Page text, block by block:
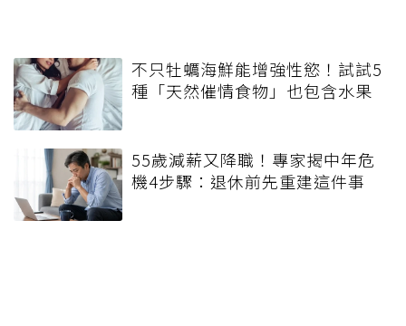
不只牡蠣海鮮能增強性慾！試試5
種「天然催情食物」也包含水果
55歲減薪又降職！專家揭中年危
機4步驟：退休前先重建這件事